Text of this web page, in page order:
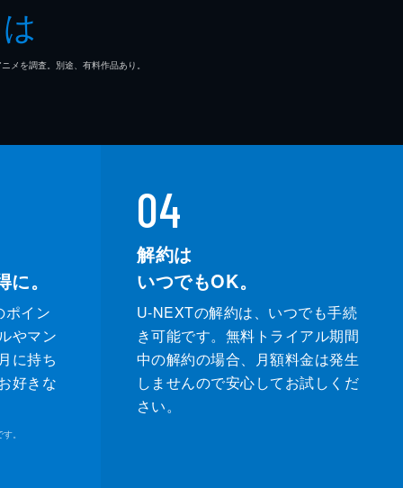
を調査。別途、有料作品あり。
。
ポイン
やマン
に持ち
好きな
。
04
解約は
いつでもOK。
U-NEXTの解約は、いつでも手続
き可能です。無料トライアル期間
中の解約の場合、月額料金は発生
しませんので安心してお試しくだ
さい。